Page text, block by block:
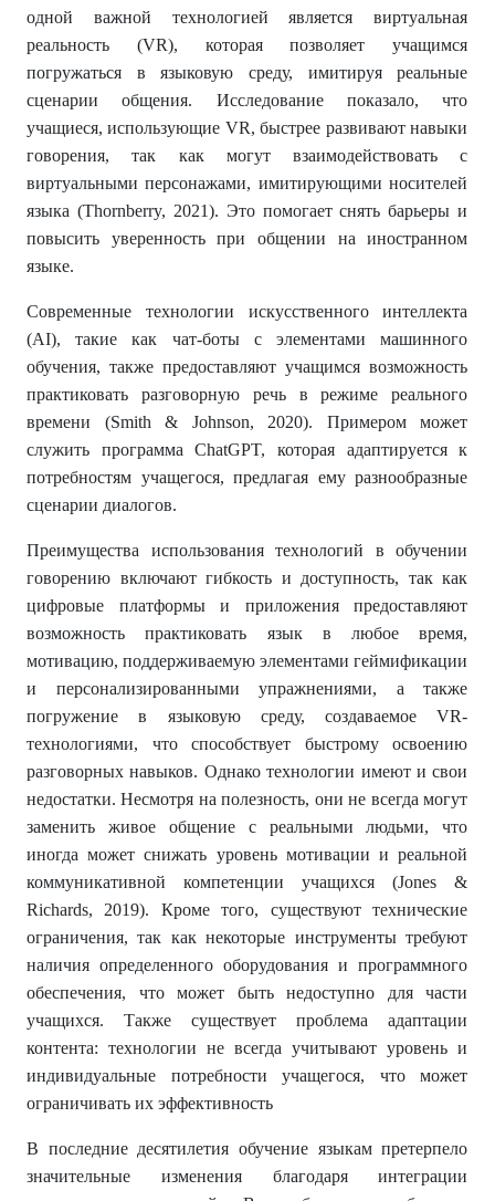
одной важной технологией является виртуальная
реальность (VR), которая позволяет учащимся
погружаться в языковую среду, имитируя реальные
сценарии общения. Исследование показало, что
учащиеся, использующие VR, быстрее развивают навыки
говорения, так как могут взаимодействовать с
виртуальными персонажами, имитирующими носителей
языка (Thornberry, 2021). Это помогает снять барьеры и
повысить уверенность при общении на иностранном
языке.
Современные технологии искусственного интеллекта
(AI), такие как чат-боты с элементами машинного
обучения, также предоставляют учащимся возможность
практиковать разговорную речь в режиме реального
времени (Smith & Johnson, 2020). Примером может
служить программа ChatGPT, которая адаптируется к
потребностям учащегося, предлагая ему разнообразные
сценарии диалогов.
Преимущества использования технологий в обучении
говорению включают гибкость и доступность, так как
цифровые платформы и приложения предоставляют
возможность практиковать язык в любое время,
мотивацию, поддерживаемую элементами геймификации
и персонализированными упражнениями, а также
погружение в языковую среду, создаваемое VR-
технологиями, что способствует быстрому освоению
разговорных навыков. Однако технологии имеют и свои
недостатки. Несмотря на полезность, они не всегда могут
заменить живое общение с реальными людьми, что
иногда может снижать уровень мотивации и реальной
коммуникативной компетенции учащихся (Jones &
Richards, 2019). Кроме того, существуют технические
ограничения, так как некоторые инструменты требуют
наличия определенного оборудования и программного
обеспечения, что может быть недоступно для части
учащихся. Также существует проблема адаптации
контента: технологии не всегда учитывают уровень и
индивидуальные потребности учащегося, что может
ограничивать их эффективность
В последние десятилетия обучение языкам претерпело
значительные изменения благодаря интеграции